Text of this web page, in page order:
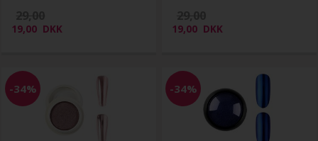
19,00 DKK 19,00 DKK
-34% -34%